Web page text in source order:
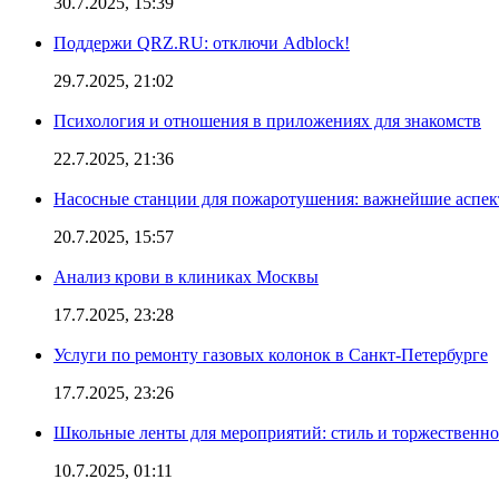
Поддержи QRZ.RU: отключи Adblock!
29.7.2025, 21:02
Психология и отношения в приложениях для знакомств
22.7.2025, 21:36
Насосные станции для пожаротушения: важнейшие
20.7.2025, 15:57
Анализ крови в клиниках Москвы
17.7.2025, 23:28
Услуги по ремонту газовых колонок в Санкт-Петербурге
17.7.2025, 23:26
Школьные ленты для мероприятий: стиль и
10.7.2025, 01:11